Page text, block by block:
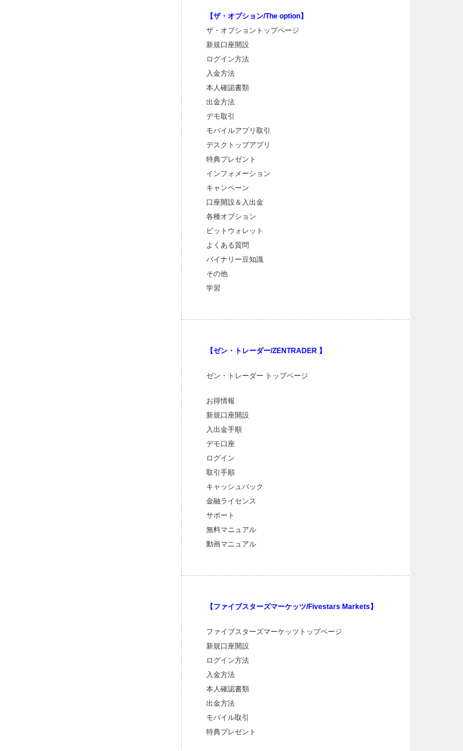
【ザ・オプション/The option】
ザ・オプショントップページ
新規口座開設
ログイン方法
入金方法
本人確認書類
出金方法
デモ取引
モバイルアプリ取引
デスクトップアプリ
特典プレゼント
インフォメーション
キャンペーン
口座開設＆入出金
各種オプション
ビットウォレット
よくある質問
バイナリー豆知識
その他
学習
【ゼン・トレーダー/ZENTRADER 】
ゼン・トレーダー トップページ
お得情報
新規口座開設
入出金手順
デモ口座
ログイン
取引手順
キャッシュバック
金融ライセンス
サポート
無料マニュアル
動画マニュアル
【ファイブスターズマーケッツ/Fivestars Markets】
ファイブスターズマーケッツトップページ
新規口座開設
ログイン方法
入金方法
本人確認書類
出金方法
モバイル取引
特典プレゼント